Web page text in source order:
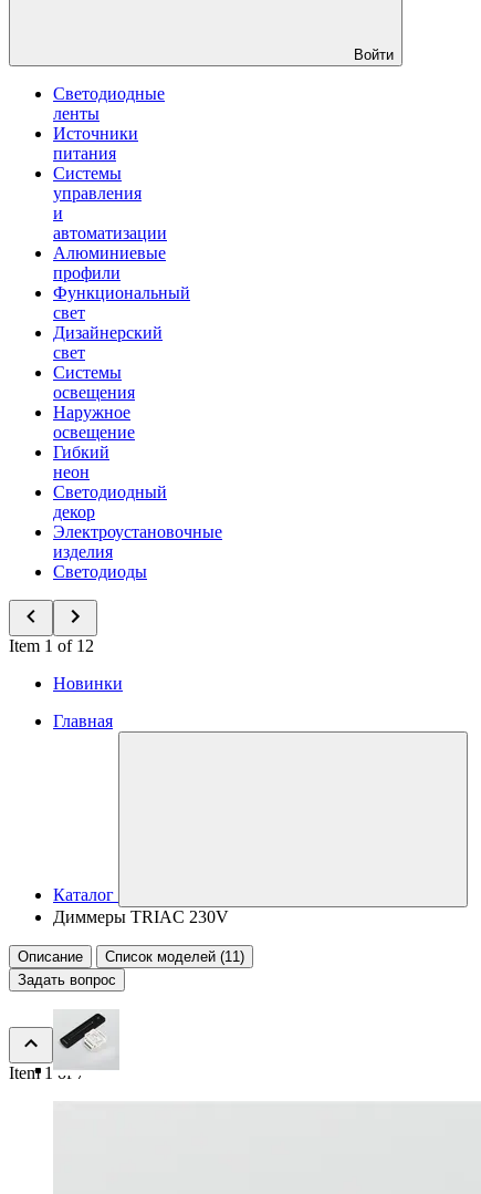
Войти
Светодиодные
ленты
Источники
питания
Системы
управления
и
автоматизации
Алюминиевые
профили
Функциональный
свет
Дизайнерский
свет
Системы
освещения
Наружное
освещение
Гибкий
неон
Светодиодный
декор
Электроустановочные
изделия
Светодиоды
Item 1 of 12
Новинки
Главная
Каталог
Диммеры TRIAC 230V
Описание
Список моделей (11)
Задать вопрос
Item 1 of 7